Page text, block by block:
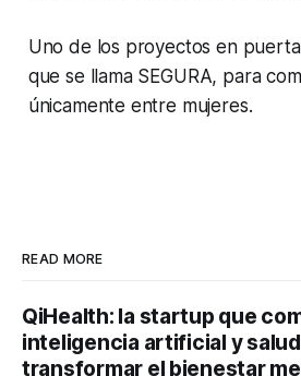
Uno de los proyectos en
que se llama SEGURA, para
únicamente entre mujeres.
READ MORE
QiHealth: la startup que
inteligencia artificial y
transformar el bienestar